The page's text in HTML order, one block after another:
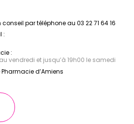
par téléphone au 03 22 71 64 16
:
:
vendredi et jusqu’à 19h00 le samedi
d’Amiens